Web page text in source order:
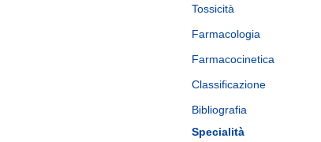
Tossicità
Farmacologia
Farmacocinetica
Classificazione
Bibliografia
Specialità